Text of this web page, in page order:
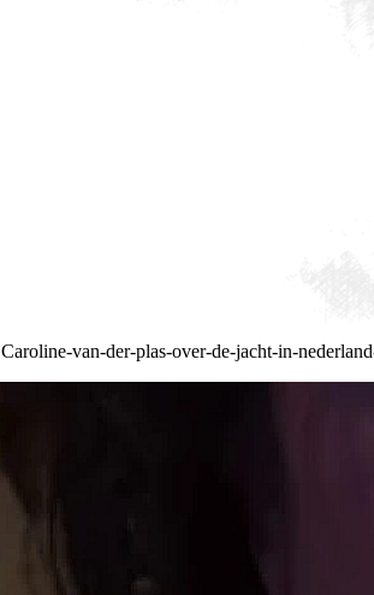
Caroline-van-der-plas-over-de-jacht-in-